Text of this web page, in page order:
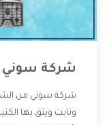
شركة سوني
شركة سوني من
وثابت ويثق بها